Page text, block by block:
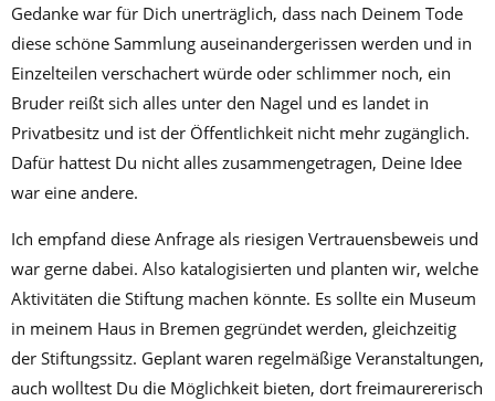
Gedanke war für Dich unerträglich, dass nach Deinem Tode
diese schöne Sammlung auseinandergerissen werden und in
Einzelteilen verschachert würde oder schlimmer noch, ein
Bruder reißt sich alles unter den Nagel und es landet in
Privatbesitz und ist der Öffentlichkeit nicht mehr zugänglich.
Dafür hattest Du nicht alles zusammengetragen, Deine Idee
war eine andere.
Ich empfand diese Anfrage als riesigen Vertrauensbeweis und
war gerne dabei. Also katalogisierten und planten wir, welche
Aktivitäten die Stiftung machen könnte. Es sollte ein Museum
in meinem Haus in Bremen gegründet werden, gleichzeitig
der Stiftungssitz. Geplant waren regelmäßige Veranstaltungen,
auch wolltest Du die Möglichkeit bieten, dort freimaurererisch